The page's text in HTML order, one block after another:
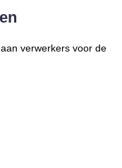
verwerkers voor de